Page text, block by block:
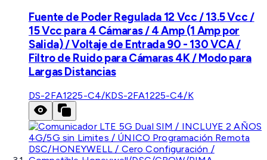
Fuente de Poder Regulada 12 Vcc / 13.5 Vcc /
15 Vcc para 4 Cámaras / 4 Amp (1 Amp por
Salida) / Voltaje de Entrada 90 - 130 VCA /
Filtro de Ruido para Cámaras 4K / Modo para
Largas Distancias
DS-2FA1225-C4/KDS-2FA1225-C4/K